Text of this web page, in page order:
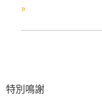
»
特別鳴謝